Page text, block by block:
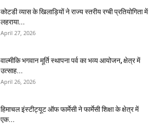
कोटडी व्यास के खिलाड़ियों ने राज्य स्तरीय रग्बी प्रतियोगिता में
लहराया...
April 27, 2026
वाल्मीकि भगवान मूर्ति स्थापना पर्व का भव्य आयोजन, क्षेत्र में
उत्साह...
April 26, 2026
हिमाचल इंस्टीट्यूट ऑफ फार्मेसी ने फार्मेसी शिक्षा के क्षेत्र में
एक...